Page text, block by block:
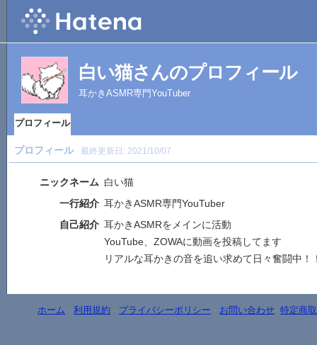
白い猫さんのプロフィール
耳かきASMR専門YouTuber
プロフィール
プロフィール 最終更新日: 2021/10/07
ニックネーム 白い猫
一行紹介 耳かきASMR専門YouTuber
自己紹介 耳かきASMRをメインに活動
YouTube、ZOWAに動画を投稿してます
リアルな耳かきの音を追い求めて日々奮闘中！
ホーム - 利用規約 - プライバシーポリシー - お問い合わせ- 特定商